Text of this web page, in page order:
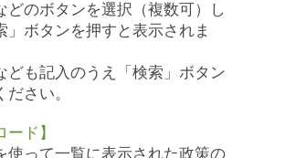
どのボタンを選択（複数可）し
」ボタンを押すと表示されま
ども記入のうえ「検索」ボタン
ださい。
ード】
使って一覧に表示された政策の